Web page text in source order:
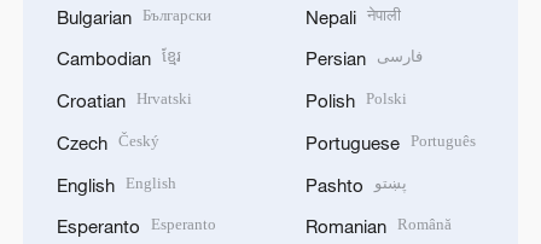
Bulgarian Български
Cambodian ខ្មែរ
Croatian Hrvatski
Czech Český
English English
Esperanto Esperanto
Nepali नेपाली
Persian فارسی
Polish Polski
Portuguese Português
Pashto پښتو
Romanian Română